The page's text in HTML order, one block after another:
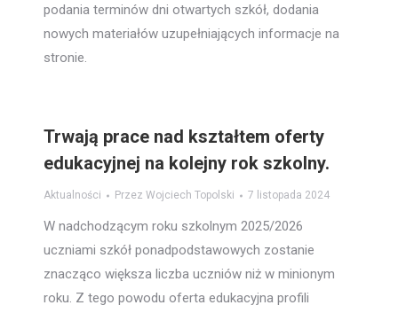
podania terminów dni otwartych szkół, dodania
nowych materiałów uzupełniających informacje na
stronie.
Trwają prace nad kształtem oferty
edukacyjnej na kolejny rok szkolny.
Aktualności PrzezWojciech Topolski 7 listopada 2024
W nadchodzącym roku szkolnym 2025/2026
uczniami szkół ponadpodstawowych zostanie
znacząco większa liczba uczniów niż w minionym
roku. Z tego powodu oferta edukacyjna profili